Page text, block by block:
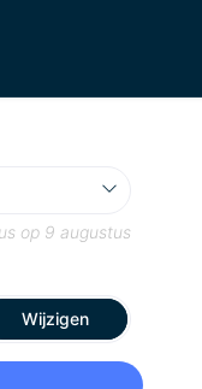
op 9 augustus
Wijzigen